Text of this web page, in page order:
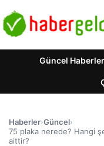
Güncel Haberler
Haberler›Güncel›
75 plaka nerede? Hangi
aittir?